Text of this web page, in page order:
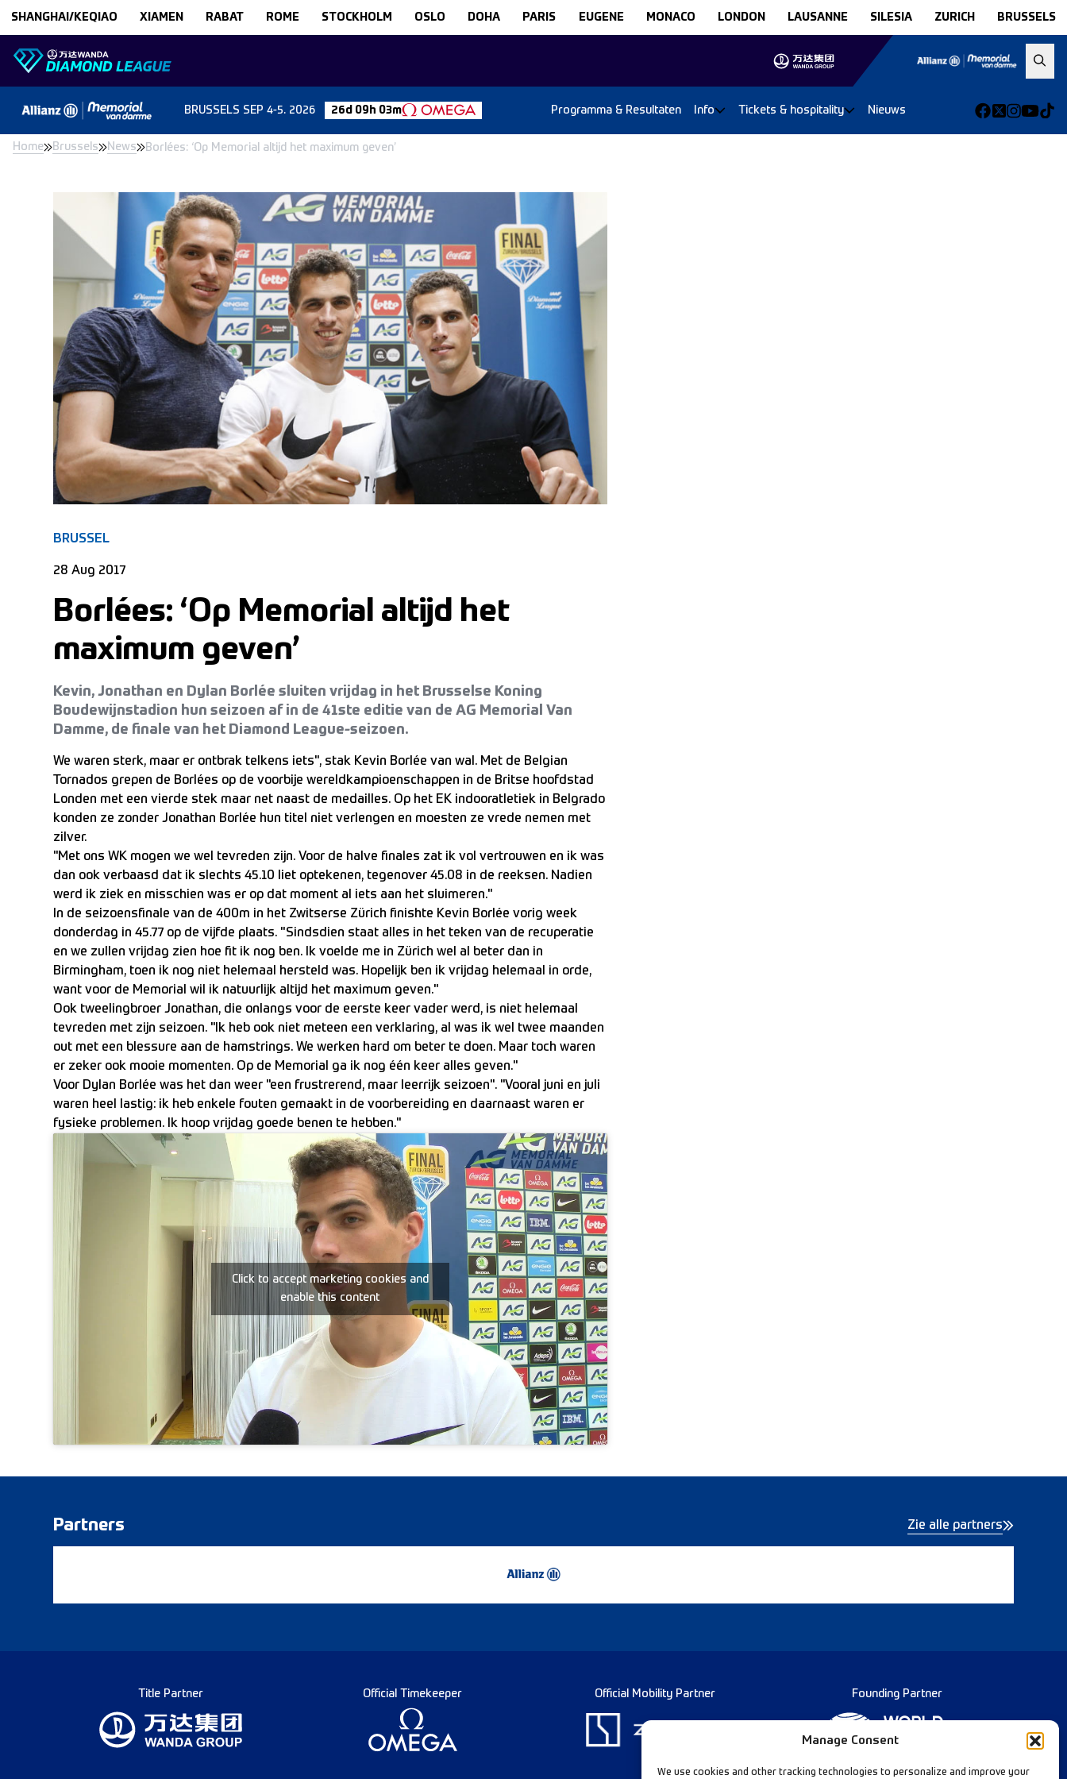
Manage Consent
We use cookies and other tracking technologies to personalize and improve your
SHANGHAI/KEQIAO XIAMEN RABAT ROME STOCKHOLM OSLO DOHA PARIS EUGENE MONACO LONDON LAUSANNE SILESIA ZURICH BRUSSELS
BRUSSELS SEP 4-5. 2026 26d 09h 03m Programma & Resultaten Info Tickets & hospitality Nieuws
Home Brussels News Borlées: ‘Op Memorial altijd het maximum geven’
BRUSSEL
28 Aug 2017
Borlées: ‘Op Memorial altijd het
maximum geven’
Kevin, Jonathan en Dylan Borlée sluiten vrijdag in het Brusselse Koning
Boudewijnstadion hun seizoen af in de 41ste editie van de AG Memorial Van
Damme, de finale van het Diamond League-seizoen.
We waren sterk, maar er ontbrak telkens iets", stak Kevin Borlée van wal. Met de Belgian
Tornados grepen de Borlées op de voorbije wereldkampioenschappen in de Britse hoofdstad
Londen met een vierde stek maar net naast de medailles. Op het EK indooratletiek in Belgrado
konden ze zonder Jonathan Borlée hun titel niet verlengen en moesten ze vrede nemen met
zilver.
"Met ons WK mogen we wel tevreden zijn. Voor de halve finales zat ik vol vertrouwen en ik was
dan ook verbaasd dat ik slechts 45.10 liet optekenen, tegenover 45.08 in de reeksen. Nadien
werd ik ziek en misschien was er op dat moment al iets aan het sluimeren."
In de seizoensfinale van de 400m in het Zwitserse Zürich finishte Kevin Borlée vorig week
donderdag in 45.77 op de vijfde plaats. "Sindsdien staat alles in het teken van de recuperatie
en we zullen vrijdag zien hoe fit ik nog ben. Ik voelde me in Zürich wel al beter dan in
Birmingham, toen ik nog niet helemaal hersteld was. Hopelijk ben ik vrijdag helemaal in orde,
want voor de Memorial wil ik natuurlijk altijd het maximum geven."
Ook tweelingbroer Jonathan, die onlangs voor de eerste keer vader werd, is niet helemaal
tevreden met zijn seizoen. "Ik heb ook niet meteen een verklaring, al was ik wel twee maanden
out met een blessure aan de hamstrings. We werken hard om beter te doen. Maar toch waren
er zeker ook mooie momenten. Op de Memorial ga ik nog één keer alles geven."
Voor Dylan Borlée was het dan weer "een frustrerend, maar leerrijk seizoen". "Vooral juni en juli
waren heel lastig: ik heb enkele fouten gemaakt in de voorbereiding en daarnaast waren er
fysieke problemen. Ik hoop vrijdag goede benen te hebben."
Click to accept marketing cookies and
enable this content
Partners Zie alle partners
Title Partner Official Timekeeper Official Mobility Partner Founding Partner